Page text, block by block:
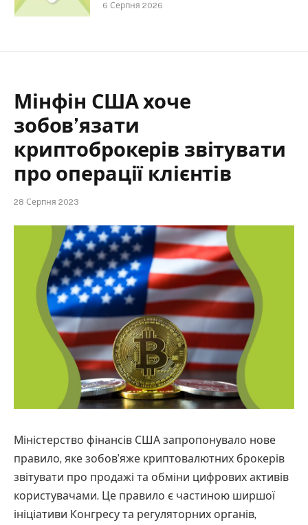
6 Серпня 2026
Мінфін США хоче
зобов’язати
криптоброкерів звітувати
про операції клієнтів
28 Серпня 2023
Міністерство фінансів США запропонувало нове
правило, яке зобов’яже криптовалютних брокерів
звітувати про продажі та обміни цифрових активів
користувачами. Це правило є частиною ширшої
ініціативи Конгресу та регуляторних органів,